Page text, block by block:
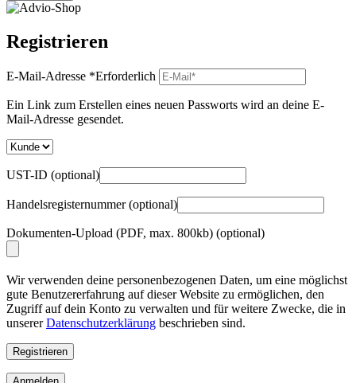
Registrieren
E-Mail-Adresse *Erforderlich
Ein Link zum Erstellen eines neuen Passworts wird an deine E-
Mail-Adresse gesendet.
UST-ID (optional)
Handelsregisternummer(optional)
Dokumenten-Upload (PDF, max. 800kb) (optional)
Wir verwenden deine personenbezogenen Daten, um eine möglichst
gute Benutzererfahrung auf dieser Website zu ermöglichen, den
Zugriff auf dein Konto zu verwalten und für weitere Zwecke, die in
unsererDatenschutzerklärung beschrieben sind.
Registrieren